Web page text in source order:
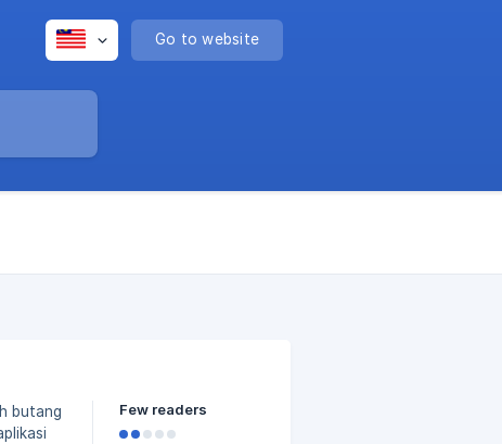
Go to website
Few readers